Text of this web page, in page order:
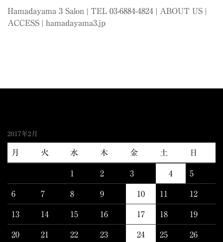
Hamadayama 3 Salon | TEL 03-6884-4824 | ABOUT US |
ACCESS | hamadayama3.jp
2017年2月
月 火 水 木 金 土 日
1 2 3 4 5
6 7 8 9 10 11 12
13 14 15 16 17 18 19
20 21 22 23 24 25 26